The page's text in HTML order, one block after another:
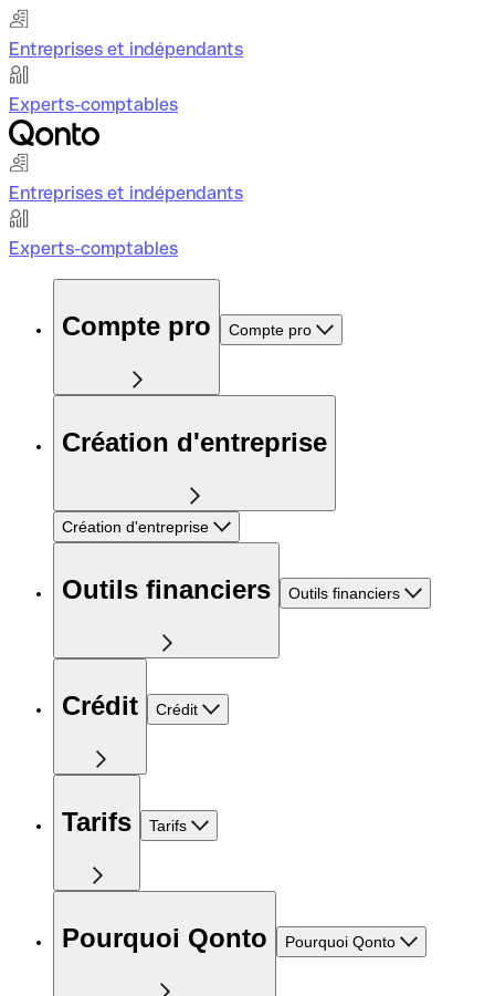
Entreprises et indépendants
Experts-comptables
Entreprises et indépendants
Experts-comptables
Compte pro Compte pro
Création d'entreprise
Création d'entreprise
Outils financiers Outils financiers
Crédit Crédit
Tarifs Tarifs
Pourquoi Qonto Pourquoi Qonto